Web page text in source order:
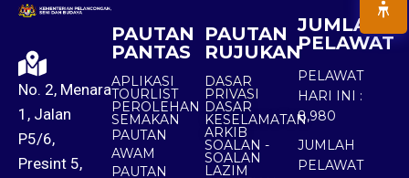
No. 2, Menara
1, Jalan
P5/6,
Presint 5,
PAUTAN
PANTAS
APLIKASI
TOURLIST
PEROLEHAN
SEMAKAN
PAUTAN
AWAM
PAUTAN
PAUTAN
RUJUKAN
DASAR
PRIVASI
DASAR
KESELAMATAN
ARKIB
SOALAN -
SOALAN
LAZIM
JUMLAH
PELAWAT
PELAWAT
HARI INI :
8,980
JUMLAH
PELAWAT